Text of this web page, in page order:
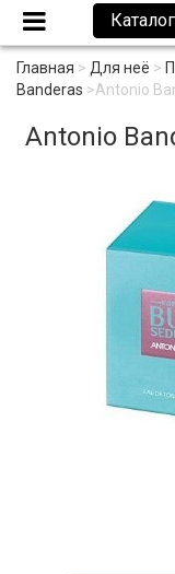
Каталог
Главная > Для неё >
Banderas >Antonio
Antonio